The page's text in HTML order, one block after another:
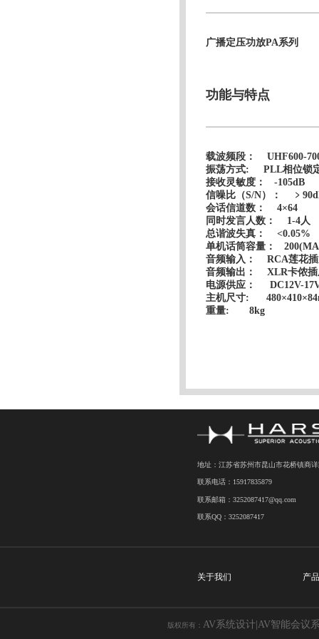
广播定压功放PA系列
功能与特点
载波频段： UHF600-
振荡方式: PLL相位锁
接收灵敏度： -105dB
信噪比（S/N）：
会话信道数： 4×64
同时发言人数： 1-4人
总谐波失真： <0.05%
单机话筒容量：
音频输入： RCA莲花
音频输出： XLR卡侬插
电源供应： DC12V-
主机尺寸:
重量: 8kg
地址：江苏省苏州市昆山市花桥镇商
联系电话：15917835879
联系邮箱：3252087417@qq.com
联系QQ：3252087417
关于我们 产
版权所有： AV系统设计|AV智能会议